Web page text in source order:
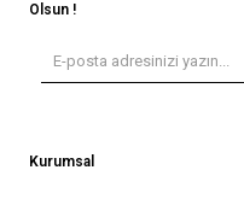
Olsun !
Kurumsal